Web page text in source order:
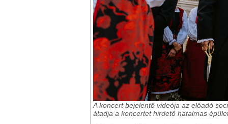
A koncert bejelentő videója az előadó
átadja a koncertet hirdető hatalmas